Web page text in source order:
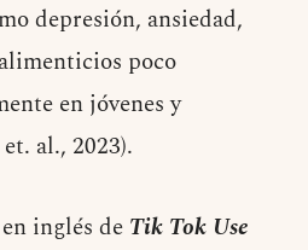
depresión, ansiedad,
poco
en jóvenes y
al., 2023).
inglés de Tik Tok Use